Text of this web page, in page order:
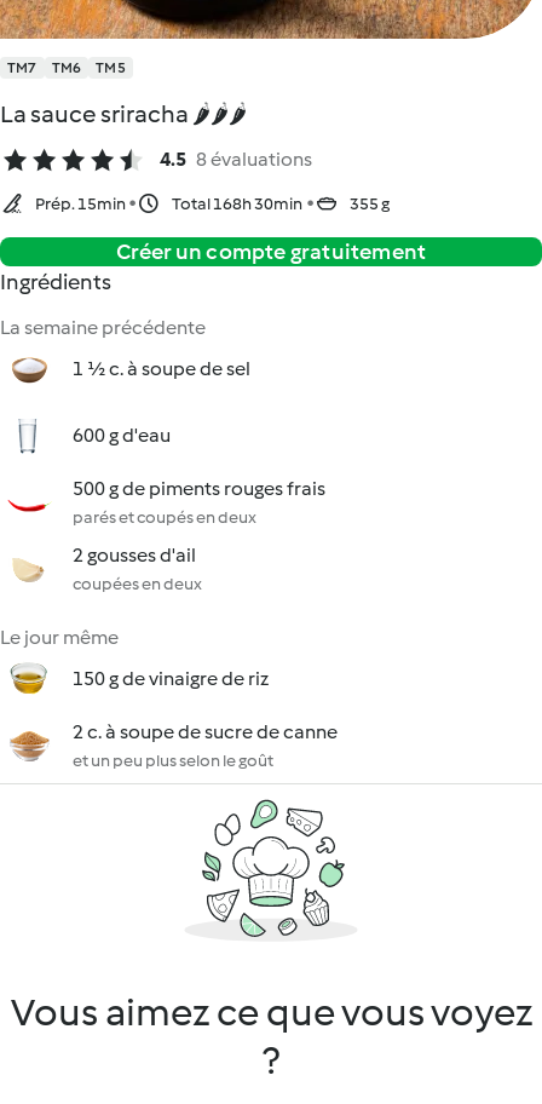
TM7 TM6 TM5
La sauce sriracha 🌶️🌶️🌶️
4.5 8 évaluations
Prép. 15min Total 168h 30min 355 g
Créer un compte gratuitement
Ingrédients
La semaine précédente
1 ½ c. à soupe de sel
600 g d'eau
500 g de piments rouges frais
parés et coupés en deux
2 gousses d'ail
coupées en deux
Le jour même
150 g de vinaigre de riz
2 c. à soupe de sucre de canne
et un peu plus selon le goût
Vous aimez ce que vous voyez
?